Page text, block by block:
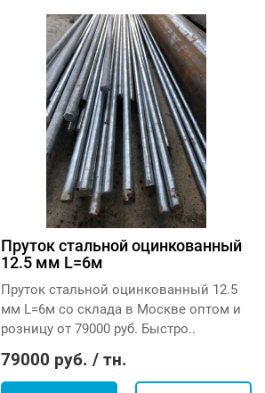
Пруток стальной оцинкованный
12.5 мм L=6м
Пруток стальной оцинкованный 12.5
мм L=6м со склада в Москве оптом и
розницу от 79000 руб. Быстро..
79000 руб. / тн.